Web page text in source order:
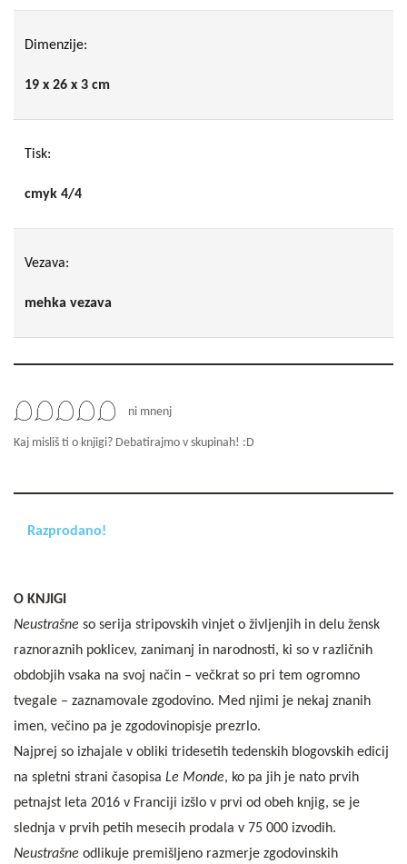
Dimenzije:
19 x 26 x 3 cm
Tisk:
cmyk 4/4
Vezava:
mehka vezava
ni mnenj
Kaj misliš ti o knjigi? Debatirajmo v skupinah! :D
Razprodano!
O KNJIGI
Neustrašne so serija stripovskih vinjet o življenjih in delu žensk
raznoraznih poklicev, zanimanj in narodnosti, ki so v različnih
obdobjih vsaka na svoj način – večkrat so pri tem ogromno
tvegale – zaznamovale zgodovino. Med njimi je nekaj znanih
imen, večino pa je zgodovinopisje prezrlo.
Najprej so izhajale v obliki tridesetih tedenskih blogovskih edicij
na spletni strani časopisa Le Monde, ko pa jih je nato prvih
petnajst leta 2016 v Franciji izšlo v prvi od obeh knjig, se je
slednja v prvih petih mesecih prodala v 75 000 izvodih.
Neustrašne odlikuje premišljeno razmerje zgodovinskih